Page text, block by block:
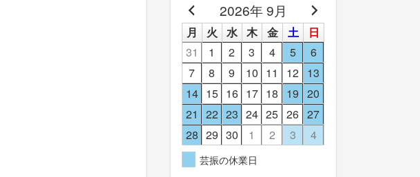
2026年 9月
月 火 水 木 金 土
日
31
1 2 3 4 5
6
7
8 9 10 11 12 13
14 15 16 17 18 19 20
21
22 23 24 25 26 27
28 29 30 1 2 3 4
芸振の休業日